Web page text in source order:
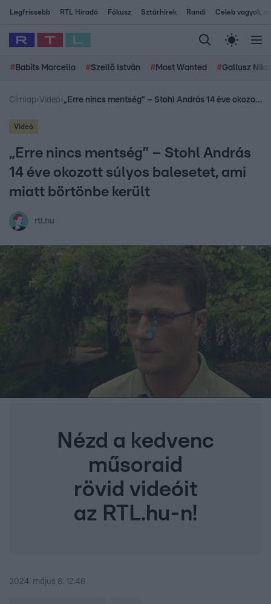
Legfrissebb RTL Híradó Fókusz Sztárhírek Randi Celeb vagyok,
# Babits Marcella #Szellő István # Most Wanted #Gallusz
Címlap›Videó› „Erre nincs mentség” – Stohl András 14 éve okozott súlyos balesetet, ami miatt börtönbe került
Videó
„Erre nincs mentség” – Stohl András
14 éve okozott súlyos balesetet, ami
miatt börtönbe került
rtl.hu
Nézd a kedvenc
műsoraid
rövid videóit
az RTL.hu-n!
2024. május 8. 12:46